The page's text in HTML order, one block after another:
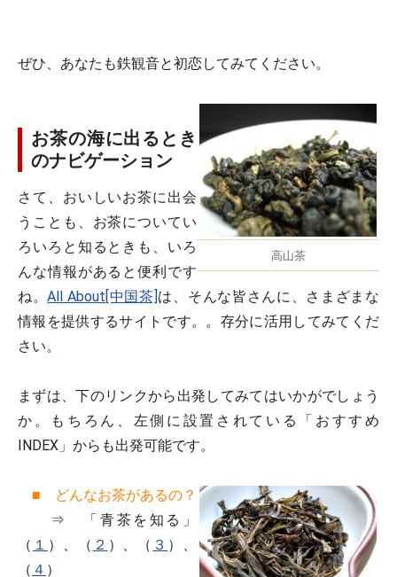
ぜひ、あなたも鉄観音と初恋してみてください。
高山茶
お茶の海に出るとき
のナビゲーション
さて、おいしいお茶に出会
うことも、お茶についてい
ろいろと知るときも、いろ
んな情報があると便利です
ね。All About[中国茶]は、そんな皆さんに、さまざまな
情報を提供するサイトです。。存分に活用してみてくだ
さい。
まずは、下のリンクから出発してみてはいかがでしょう
か。もちろん、左側に設置されている「おすすめ
INDEX」からも出発可能です。
■ どんなお茶があるの？
⇒ 「青茶を知る」
（ １ ）、（ ２ ）、（ ３ ）、
（ ４ ）